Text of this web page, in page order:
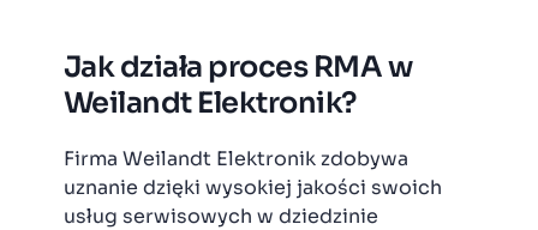
Jak działa proces RMA w
Weilandt Elektronik?
Firma Weilandt Elektronik zdobywa
uznanie dzięki wysokiej jakości swoich
usług serwisowych w dziedzinie